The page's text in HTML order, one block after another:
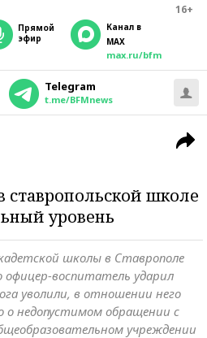
16+
прямой
эфир
Канал в
MAX
max.ru/bfm
Telegram
t.me/BFMnews
ставропольской школе
уровень
школы в Ставрополе
офицер-воспитатель ударил
уволили, в отношении него
о недопустимом обращении с
учреждении